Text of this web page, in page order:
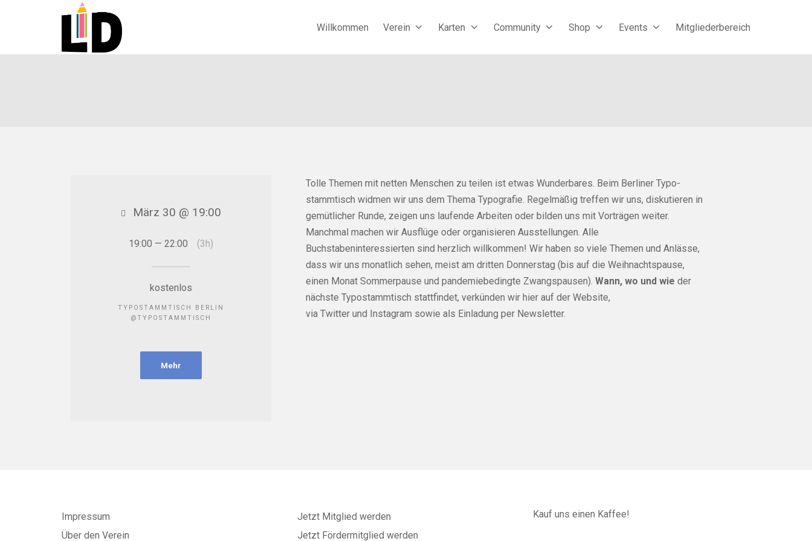
Willkommen Verein Karten Community Shop Events Mitgliederbereich
Tolle Themen mit netten Menschen zu teilen ist etwas Wunderbares. Beim Berliner Typo­
stammtisch widmen wir uns dem Thema Typografie. Regelmäßig treffen wir uns, diskutieren in
gemütlicher Runde, zeigen uns laufende Arbeiten oder bilden uns mit Vorträgen weiter.
Manchmal machen wir Ausflüge oder organisieren Ausstellungen. Alle
Buchstabeninteressierten sind herzlich willkommen! Wir haben so viele Themen und Anlässe,
dass wir uns monatlich sehen, meist am dritten Donnerstag (bis auf die Weihnachtspause,
einen Monat Sommerpause und pandemiebedingte Zwangspausen). Wann, wo und wie der
nächste Typo­stammtisch stattfindet, verkünden wir hier auf der Website,
via Twitter und Instagram sowie als Einladung per Newsletter.
März 30 @ 19:00
19:00 — 22:00 (3h)
kostenlos
TYPOSTAMMTISCH BERLIN
@TYPOSTAMMTISCH
Mehr
Impressum
Über den Verein
Jetzt Mitglied werden
Jetzt Fördermitglied werden
Kauf uns einen Kaffee!